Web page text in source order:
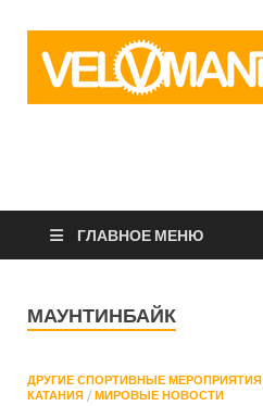
ГЛАВНОЕ МЕНЮ
МАУНТИНБАЙК
ДРУГИЕ СПОРТИВНЫЕ МЕРОПРИЯТИЯ
КАТАНИЯ / МИРОВЫЕ НОВОСТИ